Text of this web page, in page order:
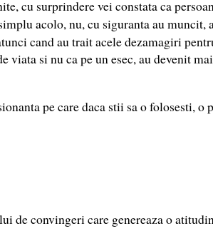
cu surprindere vei constata ca
acolo, nu, cu siguranta au
cand au trait acele dezamagiri
si nu ca pe un esec, au devenit
pe care daca stii sa o folosesti, o
de convingeri care genereaza o